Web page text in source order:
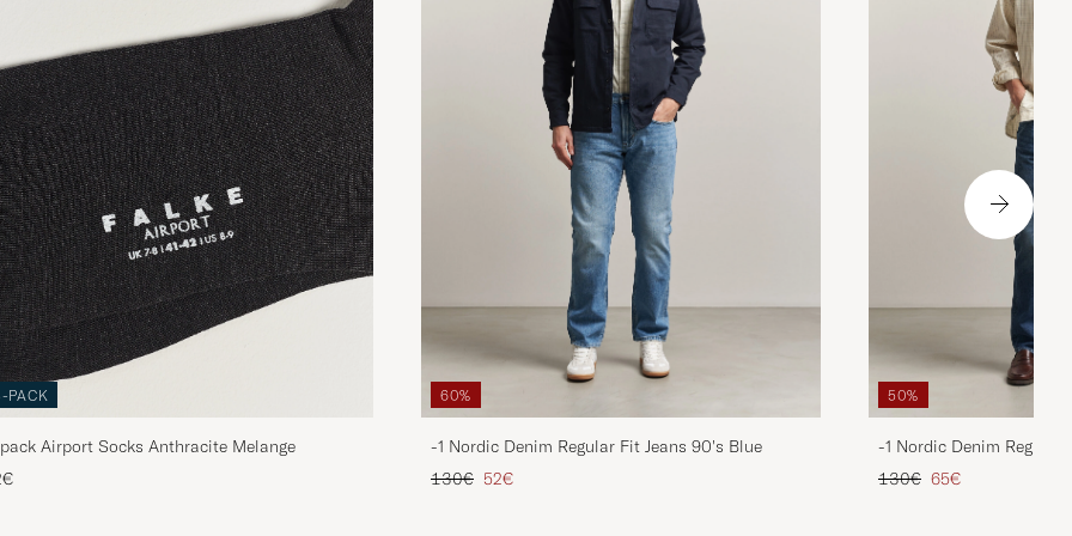
PACK
Airport Socks Anthracite Melange
60%
-1 Nordic Denim Regular Fit Jeans 90's Blue
Regulärer Preis
130€ Reduzierter Preis
52€
50%
-1 Nordic Denim Regular
Regulärer Preis
130€ Reduzierter Preis
65€